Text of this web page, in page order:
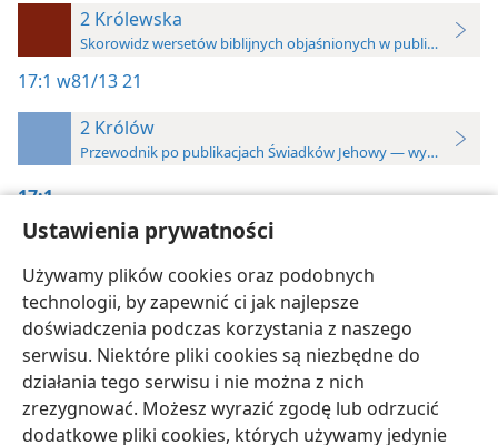
Ustawienia prywatności
Używamy plików cookies oraz podobnych
technologii, by zapewnić ci jak najlepsze
doświadczenia podczas korzystania z naszego
serwisu. Niektóre pliki cookies są niezbędne do
działania tego serwisu i nie można z nich
zrezygnować. Możesz wyrazić zgodę lub odrzucić
dodatkowe pliki cookies, których używamy jedynie
2 Królewska
Skorowidz wersetów biblijnych objaśnionych w publikacjach
17:1 w81/13 21
2 Królów
Przewodnik po publikacjach Świadków Jehowy — wydanie z
17:1
Wnikliwe poznawanie Pism, tom 1, s. 827
„Całe Pismo”, s. 149
polski Ustawienia
Copyright© 2026 Watch Tower Bible and Tract Society of Pennsylvania